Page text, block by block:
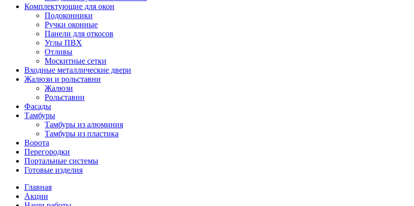
Комплектующие для окон
Подоконники
Ручки оконные
Панели для откосов
Углы ПВХ
Отливы
Москитные сетки
Входные металлические двери
Жалюзи и рольставни
Жалюзи
Рольставни
Фасады
Тамбуры
Тамбуры из алюминия
Тамбуры из пластика
Ворота
Перегородки
Портальные системы
Готовые изделия
Главная
Акции